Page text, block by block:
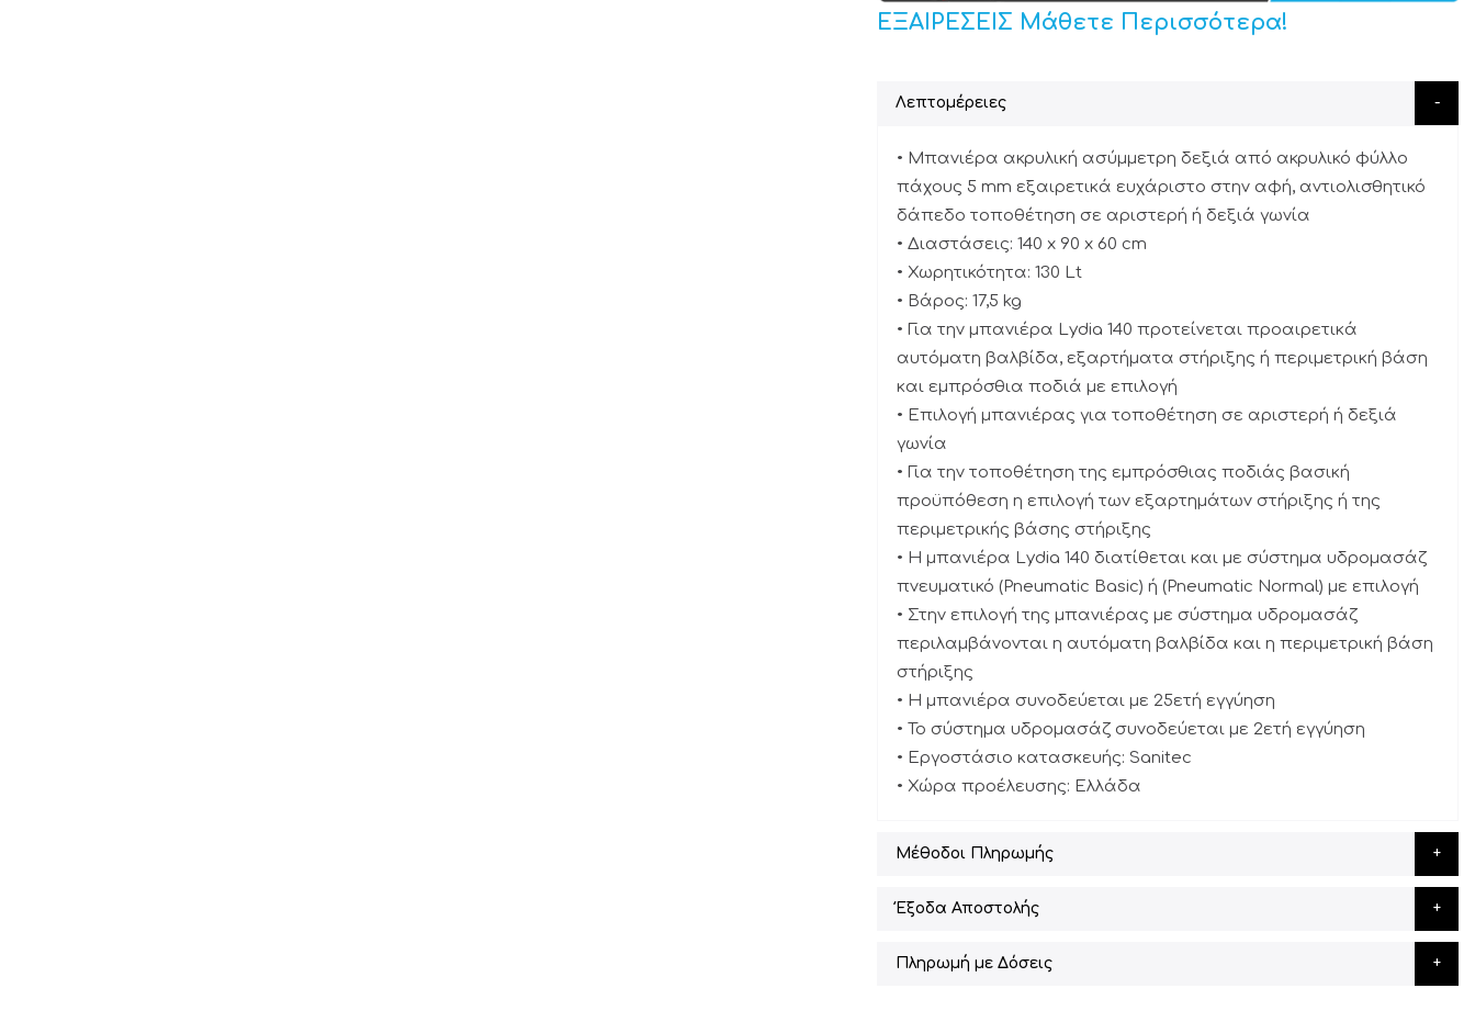
ΕΞΑΙΡΕΣΕΙΣ Μάθετε Περισσότερα!
Λεπτομέρειες
• Μπανιέρα ακρυλική ασύμμετρη δεξιά από ακρυλικό φύλλο
πάχους 5 mm εξαιρετικά ευχάριστο στην αφή, αντιολισθητικό
δάπεδο τοποθέτηση σε αριστερή ή δεξιά γωνία
• Διαστάσεις: 140 x 90 x 60 cm
• Χωρητικότητα: 130 Lt
• Βάρος: 17,5 kg
• Για την μπανιέρα Lydia 140 προτείνεται προαιρετικά
αυτόματη βαλβίδα, εξαρτήματα στήριξης ή περιμετρική βάση
και εμπρόσθια ποδιά με επιλογή
• Επιλογή μπανιέρας για τοποθέτηση σε αριστερή ή δεξιά
γωνία
• Για την τοποθέτηση της εμπρόσθιας ποδιάς βασική
προϋπόθεση η επιλογή των εξαρτημάτων στήριξης ή της
περιμετρικής βάσης στήριξης
• H μπανιέρα Lydia 140 διατίθεται και με σύστημα υδρομασάζ
πνευματικό (Pneumatic Basic) ή (Pneumatic Normal) με επιλογή
• Στην επιλογή της μπανιέρας με σύστημα υδρομασάζ
περιλαμβάνονται η αυτόματη βαλβίδα και η περιμετρική βάση
στήριξης
• Η μπανιέρα συνοδεύεται με 25ετή εγγύηση
• Το σύστημα υδρομασάζ συνοδεύεται με 2ετή εγγύηση
• Εργοστάσιο κατασκευής: Sanitec
• Χώρα προέλευσης: Ελλάδα
Μέθοδοι Πληρωμής
Έξοδα Αποστολής
Πληρωμή με Δόσεις